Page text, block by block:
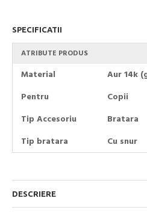
SPECIFICATII
ATRIBUTE PRODUS
Material
Aur 14k
Pentru
Copii
Tip Accesoriu
Bratara
Tip bratara
Cu snur
DESCRIERE